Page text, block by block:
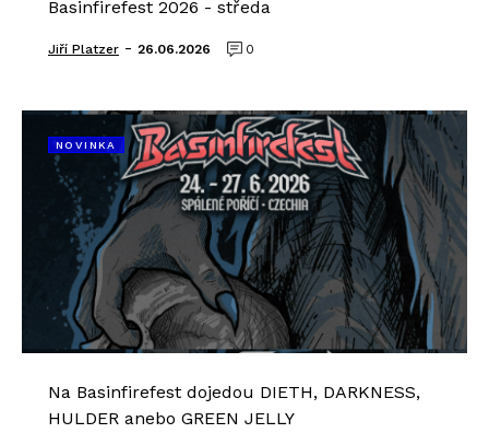
Basinfirefest 2026 - středa
Jiří Platzer - 26.06.2026 0
NOVINKA
Na Basinfirefest dojedou DIETH, DARKNESS,
HULDER anebo GREEN JELLY